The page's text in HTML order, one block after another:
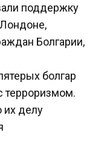
поддержку
Болгарии,
болгар
терроризмом.
их делу